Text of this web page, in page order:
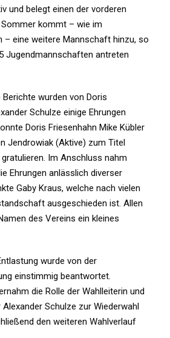
und belegt einen der vorderen
kommt – wie im
– eine weitere Mannschaft hinzu, so
Jugendmannschaften antreten
wurden von Doris
Schulze einige Ehrungen
Doris Friesenhahn Mike Kübler
Jendrowiak (Aktive) zum Titel
gratulieren. Im Anschluss nahm
Ehrungen anlässlich diverser
Gaby Kraus, welche nach vielen
ausgeschieden ist. Allen
des Vereins ein kleines
wurde von der
einstimmig beantwortet.
die Rolle der Wahlleiterin und
Schulze zur Wiederwahl
den weiteren Wahlverlauf